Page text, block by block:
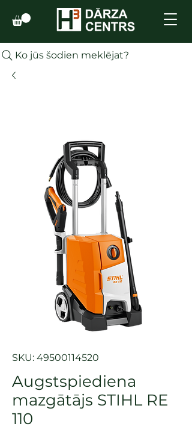
Ko jūs šodien meklējat?
SKU: 49500114520
Augstspiediena
mazgātājs STIHL RE
110